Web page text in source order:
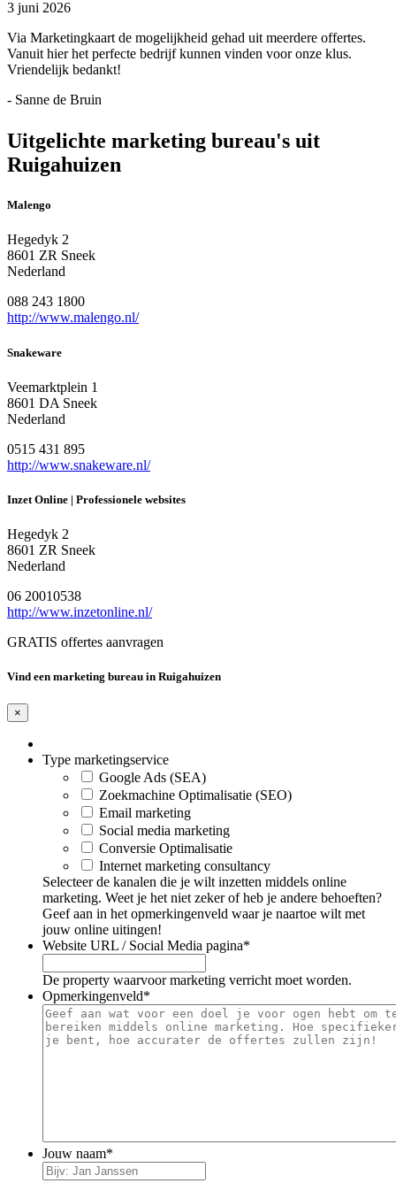
3 juni 2026
Via Marketingkaart de mogelijkheid gehad uit meerdere offertes.
Vanuit hier het perfecte bedrijf kunnen vinden voor onze klus.
Vriendelijk bedankt!
- Sanne de Bruin
Uitgelichte marketing bureau's uit
Ruigahuizen
Malengo
Hegedyk 2
8601 ZR Sneek
Nederland
088 243 1800
http://www.malengo.nl/
Snakeware
Veemarktplein 1
8601 DA Sneek
Nederland
0515 431 895
http://www.snakeware.nl/
Inzet Online | Professionele websites
Hegedyk 2
8601 ZR Sneek
Nederland
06 20010538
http://www.inzetonline.nl/
GRATIS offertes aanvragen
Vind een marketing bureau in Ruigahuizen
×
Type marketingservice
Google Ads (SEA)
Zoekmachine Optimalisatie (SEO)
Email marketing
Social media marketing
Conversie Optimalisatie
Internet marketing consultancy
Selecteer de kanalen die je wilt inzetten middels online
marketing. Weet je het niet zeker of heb je andere behoeften?
Geef aan in het opmerkingenveld waar je naartoe wilt met
jouw online uitingen!
Website URL / Social Media pagina*
De property waarvoor marketing verricht moet worden.
Opmerkingenveld*
Jouw naam*